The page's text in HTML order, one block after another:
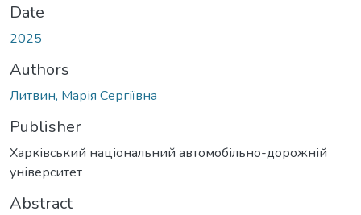
Date
2025
Authors
Литвин, Марія Сергіївна
Publisher
Харківський національний автомобільно-дорожній
університет
Abstract